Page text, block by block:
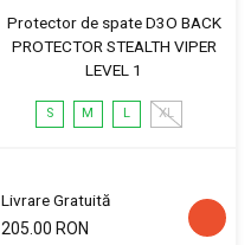
Protector de spate D3O BACK
PROTECTOR STEALTH VIPER
LEVEL 1
S M L XL
Livrare Gratuită
205.00 RON